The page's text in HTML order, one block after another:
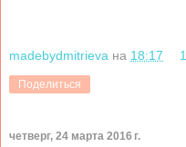
madebydmitrieva на 18:17
Поделиться
четверг, 24 марта 2016 г.